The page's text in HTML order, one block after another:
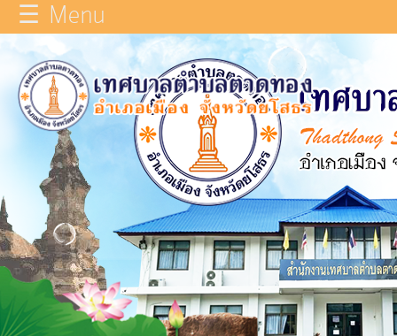
หน้า
หลัก
ข้อมูล
ทั่วไป
บุคลากร
แผน
ยุทธศาสตร์
☰ Menu